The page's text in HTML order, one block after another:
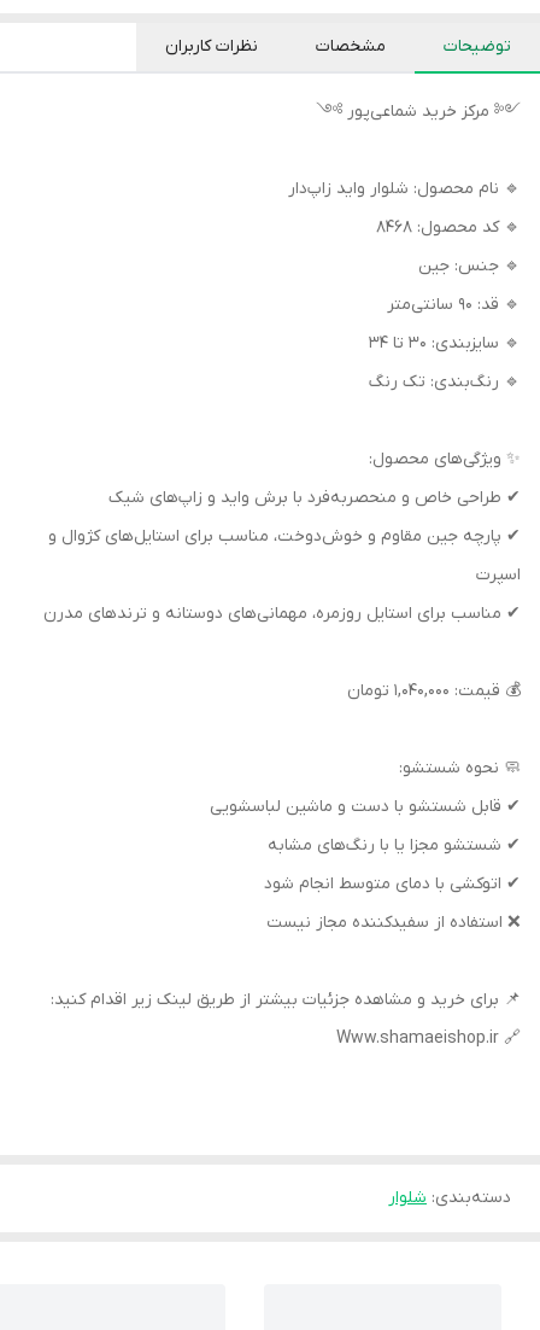
توضیحات مشخصات نظرات کاربران
༺ مرکز خرید شماعی‌پور ༻
🔹 نام محصول: شلوار واید زاپ‌دار
🔹 کد محصول: ۸۴۶۸
🔹 جنس: جین
🔹 قد: ۹۰ سانتی‌متر
🔹 سایزبندی: ۳۰ تا ۳۴
🔹 رنگ‌بندی: تک رنگ
✨ ویژگی‌های محصول:
✔ طراحی خاص و منحصربه‌فرد با برش واید و زاپ‌های شیک
✔ پارچه جین مقاوم و خوش‌دوخت، مناسب برای استایل‌های کژوال و
اسپرت
✔ مناسب برای استایل روزمره، مهمانی‌های دوستانه و ترندهای مدرن
💰 قیمت: ۱,۰۴۰,۰۰۰ تومان
🧼 نحوه شستشو:
✔ قابل شستشو با دست و ماشین لباسشویی
✔ شستشو مجزا یا با رنگ‌های مشابه
✔ اتوکشی با دمای متوسط انجام شود
❌ استفاده از سفیدکننده مجاز نیست
📌 برای خرید و مشاهده جزئیات بیشتر از طریق لینک زیر اقدام کنید:
🔗 Www.shamaeishop.ir
دسته‌بندی: شلوار